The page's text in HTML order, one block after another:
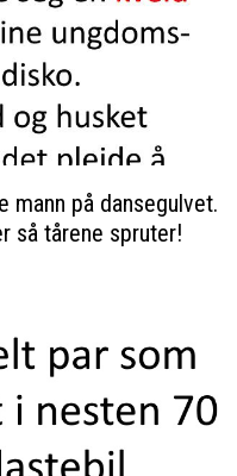
mann på dansegulvet.
så tårene spruter!